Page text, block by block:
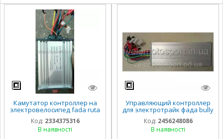
Камутатор контроллер на
электровелосипед fada ruta
рута 500 ватт 800 ватт
Код: 2334375316
В наявності
Управляющий контроллер
для электротрайк фада bully
tenny 60/72V 35A FADA BULLI
II/TENI
Код: 2456248086
В наявності